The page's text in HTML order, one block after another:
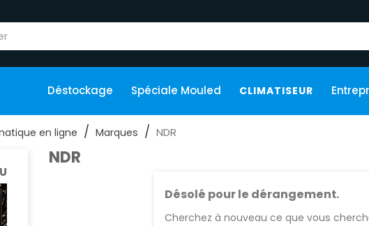
Déstockage Spéciale Mouled CLIMATISEUR
en ligne Marques NDR
NDR
Désolé pour le dérangement.
Cherchez à nouveau ce que vous